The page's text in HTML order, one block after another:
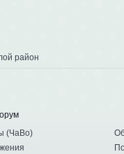
район
(ЧаВо)